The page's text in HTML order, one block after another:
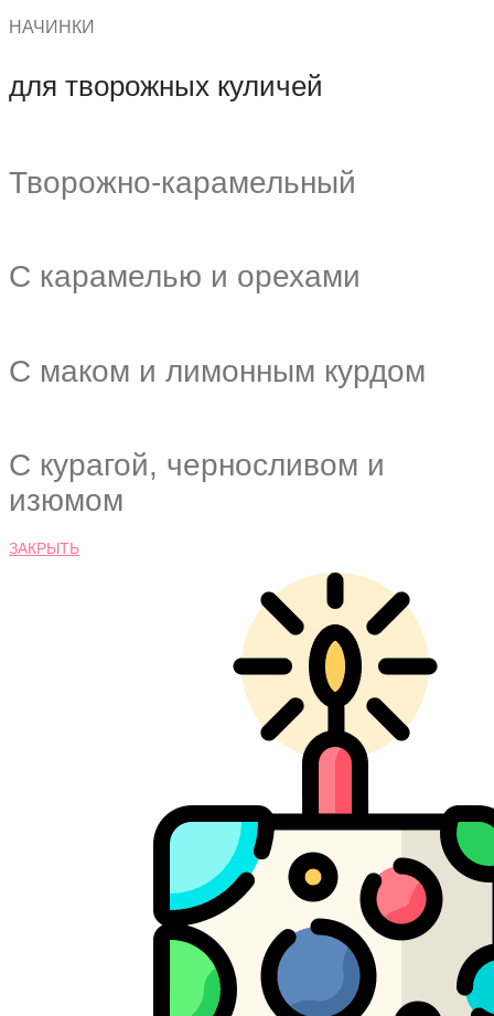
НАЧИНКИ
для творожных куличей
Творожно-карамельный
С карамелью и орехами
С маком и лимонным курдом
С курагой, черносливом и
изюмом
ЗАКРЫТЬ